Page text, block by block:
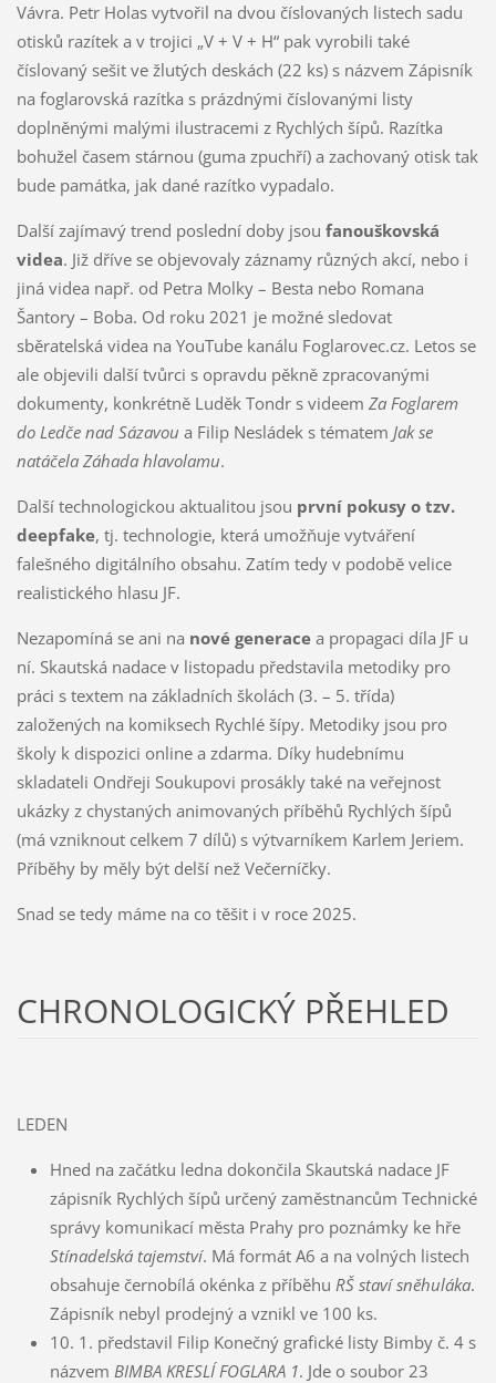
Vávra. Petr Holas vytvořil na dvou číslovaných listech sadu
otisků razítek a v trojici „V + V + H“ pak vyrobili také
číslovaný sešit ve žlutých deskách (22 ks) s názvem Zápisník
na foglarovská razítka s prázdnými číslovanými listy
doplněnými malými ilustracemi z Rychlých šípů. Razítka
bohužel časem stárnou (guma zpuchří) a zachovaný otisk tak
bude památka, jak dané razítko vypadalo.
Další zajímavý trend poslední doby jsou fanouškovská
videa. Již dříve se objevovaly záznamy různých akcí, nebo i
jiná videa např. od Petra Molky – Besta nebo Romana
Šantory – Boba. Od roku 2021 je možné sledovat
sběratelská videa na YouTube kanálu Foglarovec.cz. Letos se
ale objevili další tvůrci s opravdu pěkně zpracovanými
dokumenty, konkrétně Luděk Tondr s videem Za Foglarem
do Ledče nad Sázavou a Filip Nesládek s tématem Jak se
natáčela Záhada hlavolamu.
Další technologickou aktualitou jsou první pokusy o tzv.
deepfake, tj. technologie, která umožňuje vytváření
falešného digitálního obsahu. Zatím tedy v podobě velice
realistického hlasu JF.
Nezapomíná se ani na nové generacea propagaci díla JF u
ní. Skautská nadace v listopadu představila metodiky pro
práci s textem na základních školách (3. – 5. třída)
založených na komiksech Rychlé šípy. Metodiky jsou pro
školy k dispozici online a zdarma. Díky hudebnímu
skladateli Ondřeji Soukupovi prosákly také na veřejnost
ukázky z chystaných animovaných příběhů Rychlých šípů
(má vzniknout celkem 7 dílů) s výtvarníkem Karlem Jeriem.
Příběhy by měly být delší než Večerníčky.
Snad se tedy máme na co těšit i v roce 2025.
CHRONOLOGICKÝ PŘEHLED
LEDEN
Hned na začátku ledna dokončila Skautská nadace JF
zápisník Rychlých šípů určený zaměstnancům Technické
správy komunikací města Prahy pro poznámky ke hře
Stínadelská tajemství. Má formát A6 a na volných listech
obsahuje černobílá okénka z příběhu RŠ staví sněhuláka.
Zápisník nebyl prodejný a vznikl ve 100 ks.
10. 1. představil Filip Konečný grafické listy Bimby č. 4 s
názvem BIMBA KRESLÍ FOGLARA 1. Jde o soubor 23